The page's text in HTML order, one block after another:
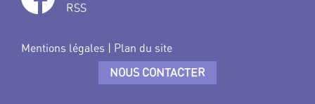
RSS
Mentions légales | Plan du site
NOUS CONTACTER